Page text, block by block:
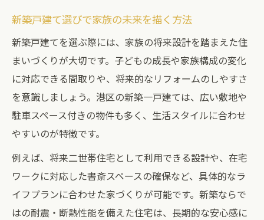
新築戸建て選びで家族の未来を描く方法
新築戸建てを選ぶ際には、家族の将来設計を踏まえた住
まいづくりが大切です。子どもの成長や家族構成の変化
に対応できる間取りや、将来的なリフォームのしやすさ
を意識しましょう。港区の新築一戸建ては、広い敷地や
駐車スペース付きの物件も多く、生活スタイルに合わせ
やすいのが特徴です。
例えば、将来二世帯住宅として利用できる設計や、在宅
ワークに対応した書斎スペースの確保など、具体的なラ
イフプランに合わせた家づくりが可能です。新築ならで
はの耐震・断熱性能を備えた住宅は、長期的な安心感に